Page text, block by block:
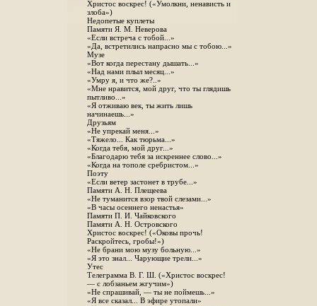
Христос воскрес! («Умолкни, ненависть и
злоба»)
Недопетые куплеты
Памяти Я. М. Неверова
«Если встреча с тобой...»
«Да, встретились напрасно мы с тобою...»
Музе
«Вот когда перестану дышать...»
«Над нами плыл месяц...»
«Умру я, и что же?..»
«Мне нравится, мой друг, что ты глядишь
пытливо...»
«Я отживаю век, ты жить лишь
начинаешь...»
Друзьям
«Не упрекай меня...»
«Тяжело... Как тюрьма...»
«Когда тебя, мой друг...»
«Благодарю тебя за искреннее слово...»
«Когда на тополе сребристом...»
Поэту
«Если ветер застонет в трубе...»
Памяти А. Н. Плещеева
«Не туманится взор твой слезами...»
«В часы осеннего ненастья»
Памяти П. И. Чайковского
Памяти А. Н. Островского
Христос воскрес! («Оковы прочь!
Раскройтесь, гробы!»)
«Не брани мою музу больную...»
«Я это знал... Чарующие трели...»
Утес
Телеграмма В. Г. Ш. («Христос воскрес!
— с лобзаньем жгучим»)
«Не спрашивай, — ты не поймешь...»
«Я все сказал... В эфире утопали»